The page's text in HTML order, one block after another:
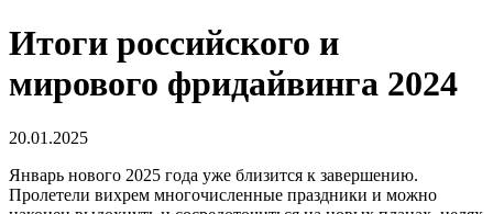
Итоги российского и
мирового фридайвинга 2024
20.01.2025
Январь нового 2025 года уже близится к завершению.
Пролетели вихрем многочисленные праздники и можно